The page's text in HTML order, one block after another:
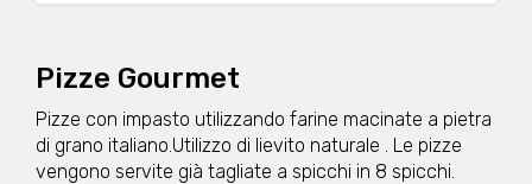
Pizze Gourmet
Pizze con impasto utilizzando farine macinate a pietra
di grano italiano.Utilizzo di lievito naturale . Le pizze
vengono servite già tagliate a spicchi in 8 spicchi.